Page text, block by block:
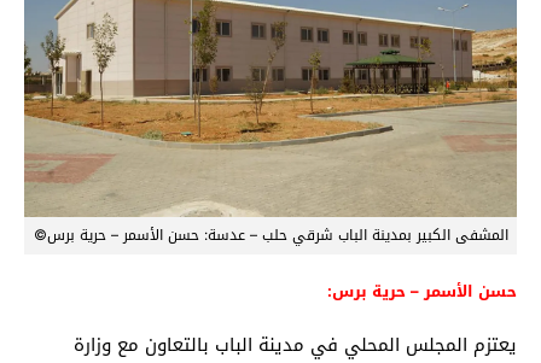
المشفى الكبير بمدينة الباب شرقي حلب – عدسة: حسن الأسمر – حرية برس©
حسن الأسمر – حرية برس:
يعتزم المجلس المحلي في مدينة الباب بالتعاون مع وزارة